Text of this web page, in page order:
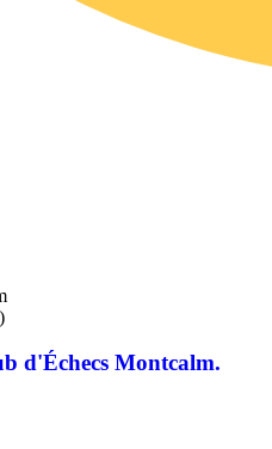
d'Échecs Montcalm.